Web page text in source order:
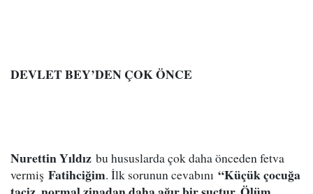
DEVLET BEY’DEN ÇOK ÖNCE
Nurettin Yıldız bu hususlarda çok daha önceden fetva
vermiş Fatihciğim. İlk sorunun cevabını “Küçük çocuğa